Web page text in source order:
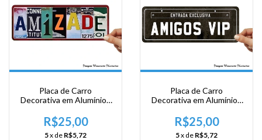
Placa de Carro
Decorativa em Alumínio -
R$25,00
5x de R$5,72
Placa de Carro
Decorativa em Alumínio -
R$25,00
5x de R$5,72